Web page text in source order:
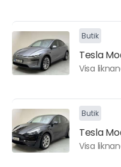
Butik
Tesla
Visa
Butik
Tesla
Visa